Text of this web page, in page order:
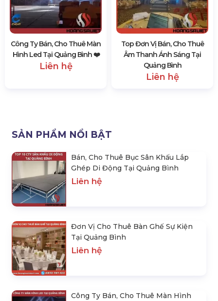
Công Ty Bán, Cho Thuê Màn
Hình Led Tại Quảng Bình ❤️️
Liên hệ
Top Đơn Vị Bán, Cho Thuê
Âm Thanh Ánh Sáng Tại
Quảng Bình
Liên hệ
SẢN PHẨM NỔI BẬT
Bán, Cho Thuê Bục Sân Khấu Lắp
Ghép Di Động Tại Quảng Bình
Liên hệ
Đơn Vị Cho Thuê Bàn Ghế Sự Kiện
Tại Quảng Bình
Liên hệ
Công Ty Bán, Cho Thuê Màn Hình